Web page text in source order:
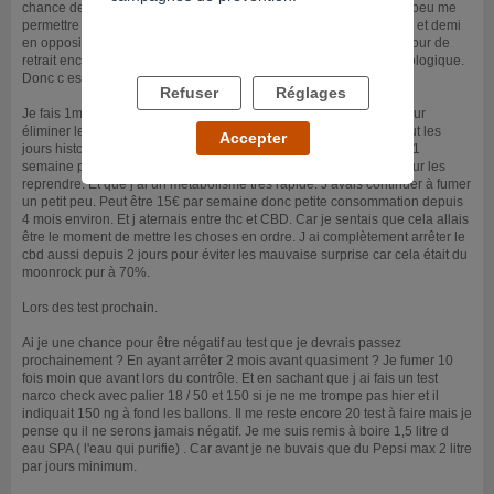
chance de ma vie et je l ai saisit. Maintenant quel est prospère je peu me
permettre de faire tout ça. Je vais repasser au tribunal d ici 1 mois et demi
en opposition au jugement pour gagner du temps. Il me reste 15 jour de
retrait encore à faire. Puis attendre pour les test médical et psychologique.
Donc c est a dire environ 2 mois avant de passer les tests.
Je fais 1m80 pour 60 kg. En 1 semaine je viens de perdre 4 kg pour
éliminer les résidu, je vais maintenant prendre du mass gainer tout les
jours histoire de reprendre 5 kg jusque là date car cela me prend 1
semaine pour perdre 4 kg mais cela me prend presque 2 mois pour les
reprendre. Et que j ai un métabolisme très rapide. J avais continuer à fumer
un petit peu. Peut être 15€ par semaine donc petite consommation depuis
4 mois environ. Et j aternais entre thc et CBD. Car je sentais que cela allais
être le moment de mettre les choses en ordre. J ai complètement arrêter le
cbd aussi depuis 2 jours pour éviter les mauvaise surprise car cela était du
moonrock pur à 70%.
Lors des test prochain.
Ai je une chance pour être négatif au test que je devrais passez
prochainement ? En ayant arrêter 2 mois avant quasiment ? Je fumer 10
fois moin que avant lors du contrôle. Et en sachant que j ai fais un test
narco check avec palier 18 / 50 et 150 si je ne me trompe pas hier et il
indiquait 150 ng à fond les ballons. Il me reste encore 20 test à faire mais je
pense qu il ne serons jamais négatif. Je me suis remis à boire 1,5 litre d
eau SPA ( l'eau qui purifie) . Car avant je ne buvais que du Pepsi max 2 litre
par jours minimum.
Refuser Réglages
Accepter